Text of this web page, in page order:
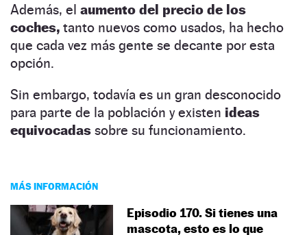
Además, el aumento del precio de los
coches, tanto nuevos como usados, ha hecho
que cada vez más gente se decante por esta
opción.
Sin embargo, todavía es un gran desconocido
para parte de la población y existen ideas
equivocadas sobre su funcionamiento.
MÁS INFORMACIÓN
Episodio 170. Si tienes una
mascota, esto es lo que